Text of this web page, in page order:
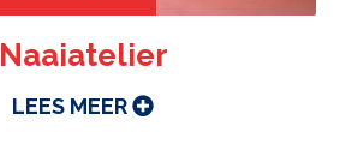
Naaiatelier
LEES MEER